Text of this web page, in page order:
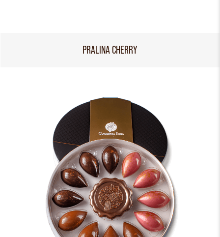
PRALINA CHERRY